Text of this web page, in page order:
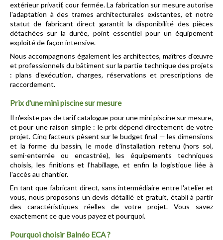
extérieur privatif, cour fermée. La fabrication sur mesure autorise
l'adaptation à des trames architecturales existantes, et notre
statut de fabricant direct garantit la disponibilité des pièces
détachées sur la durée, point essentiel pour un équipement
exploité de façon intensive.
Nous accompagnons également les architectes, maîtres d'œuvre
et professionnels du bâtiment sur la partie technique des projets
: plans d'exécution, charges, réservations et prescriptions de
raccordement.
Prix d'une mini piscine sur mesure
Il n'existe pas de tarif catalogue pour une mini piscine sur mesure,
et pour une raison simple : le prix dépend directement de votre
projet. Cinq facteurs pèsent sur le budget final — les dimensions
et la forme du bassin, le mode d'installation retenu (hors sol,
semi-enterrée ou encastrée), les équipements techniques
choisis, les finitions et l'habillage, et enfin la logistique liée à
l'accès au chantier.
En tant que fabricant direct, sans intermédiaire entre l'atelier et
vous, nous proposons un devis détaillé et gratuit, établi à partir
des caractéristiques réelles de votre projet. Vous savez
exactement ce que vous payez et pourquoi.
Pourquoi choisir Balnéo ECA ?